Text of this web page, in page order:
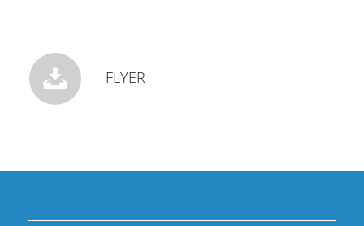
FLYER